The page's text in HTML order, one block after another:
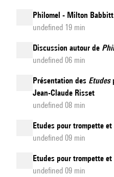
Philomel - Milton Babbitt
undefined 19 min
Discussion autour de
undefined 06 min
Présentation des Etudes
Jean-Claude Risset
undefined 08 min
Etudes pour trompette
undefined 09 min
Etudes pour trompette
undefined 09 min